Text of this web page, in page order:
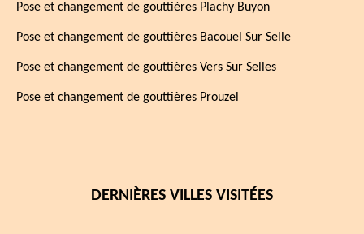
Pose et changement de gouttières Plachy Buyon
Pose et changement de gouttières Bacouel Sur Selle
Pose et changement de gouttières Vers Sur Selles
Pose et changement de gouttières Prouzel
DERNIÈRES VILLES VISITÉES